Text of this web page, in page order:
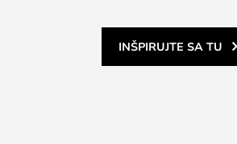
INŠPIRUJTE SA TU